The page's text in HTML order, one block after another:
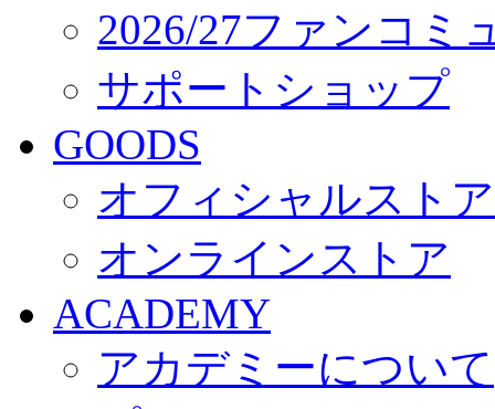
2026/27ファンコミ
サポートショップ
GOODS
オフィシャルスト
オンラインストア
ACADEMY
アカデミーについて